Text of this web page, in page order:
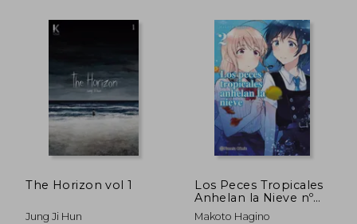
Rápido
The Horizon vol 1
Jung Ji Hun
Los Peces Tropicales
Anhelan la Nieve nº
02
Makoto Hagino